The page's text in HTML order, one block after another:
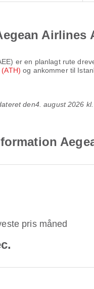
Airlines
) er en planlagt rute
(ATH)og ankommer til
den4. august 2026
pris måned